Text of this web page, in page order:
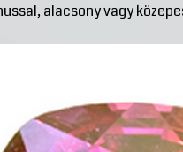
alacsony vagy